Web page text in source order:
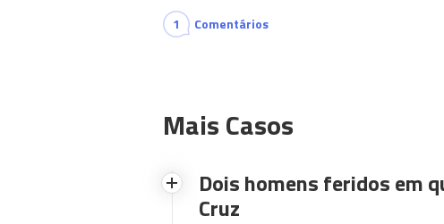
1 Comentários
Mais Casos
Dois homens feridos em
Cruz